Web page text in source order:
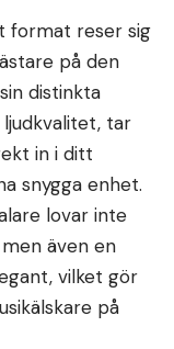
format reser sig
på den
distinkta
ljudkvalitet, tar
in i ditt
snygga enhet.
lovar inte
även en
vilket gör
på